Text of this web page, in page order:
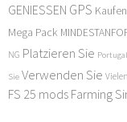
GENIESSEN GPS
Mega Pack
NG Platzieren Sie Portugal
Sie Verwenden Sie
FS 25 mods Farming